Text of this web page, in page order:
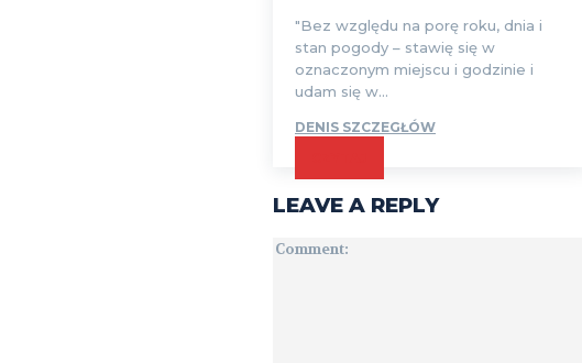
"Bez względu na porę roku, dnia i
stan pogody – stawię się w
oznaczonym miejscu i godzinie i
udam się w...
DENIS SZCZEGŁÓW
LEAVE A REPLY